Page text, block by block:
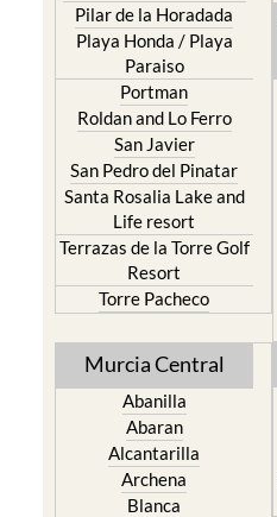
Pilar de la Horadada
Playa Honda / Playa
Paraiso
Portman
Roldan and Lo Ferro
San Javier
San Pedro del Pinatar
Santa Rosalia Lake and
Life resort
Terrazas de la Torre Golf
Resort
Torre Pacheco
Murcia Central
Abanilla
Abaran
Alcantarilla
Archena
Blanca